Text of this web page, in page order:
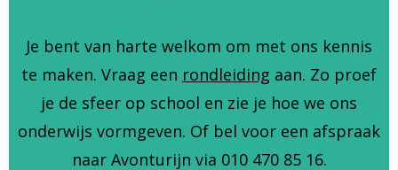
Je bent van harte welkom om met ons kennis
te maken. Vraag een rondleiding aan. Zo proef
je de sfeer op school en zie je hoe we ons
onderwijs vormgeven. Of bel voor een afspraak
naar Avonturijn via 010 470 85 16.